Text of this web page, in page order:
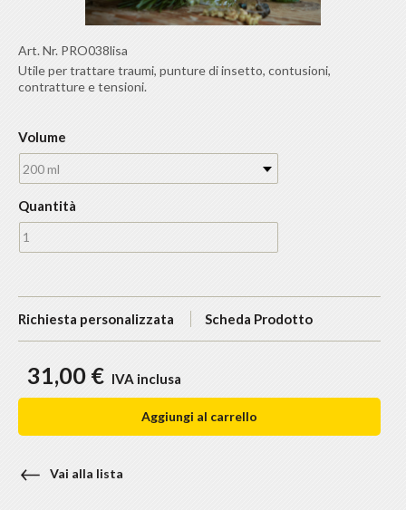
Art. Nr. PRO038lisa
Utile per trattare traumi, punture di insetto, contusioni,
contratture e tensioni.
Volume
200 ml
Quantità
Richiesta personalizzata Scheda Prodotto
31,00 € IVA inclusa
Aggiungi al carrello
Vai alla lista